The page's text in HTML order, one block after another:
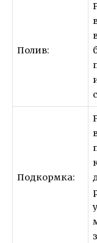
Полив:
Подкормка: